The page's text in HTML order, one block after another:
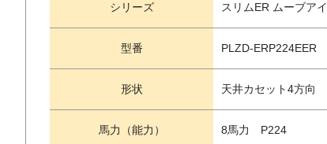
シリーズ スリムER ムーブアイ
型番 PLZD-ERP224EER
形状 天井カセット4方向
馬力（能力） 8馬力 P224